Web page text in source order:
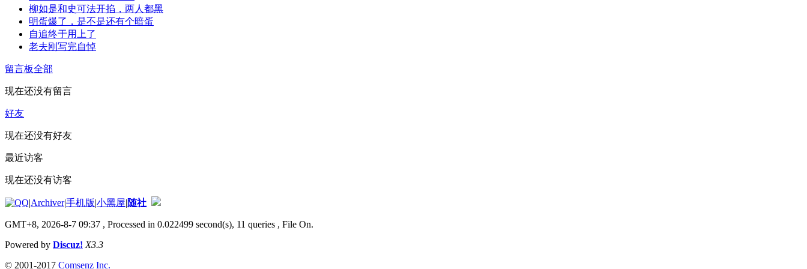
柳如是和史可法开掐，两人都黑
明蛋爆了，是不是还有个暗蛋
自追终于用上了
老夫刚写完自悼
留言板全部
现在还没有留言
好友
现在还没有好友
最近访客
现在还没有访客
|Archiver|手机版|小黑屋|随社
GMT+8, 2026-8-7 09:37 , Processed in 0.022499 second(s), 11 queries , File On.
Powered by Discuz! X3.3
© 2001-2017 Comsenz Inc.